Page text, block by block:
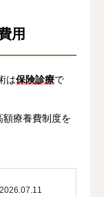
用
は保険診療で
額療養費制度を
2026.07.11